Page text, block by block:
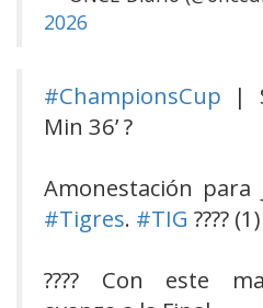
2026
#ChampionsCup |
Min 36’ ?
Amonestación para
#Tigres. #TIG ????
???? Con este